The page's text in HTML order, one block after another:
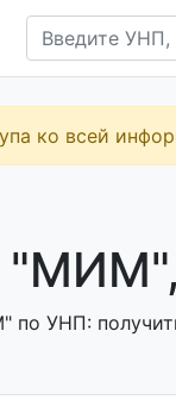
ко всей
УНП: